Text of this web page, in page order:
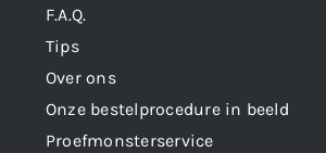
F.A.Q.
Tips
Over ons
Onze bestelprocedure in beeld
Proefmonsterservice